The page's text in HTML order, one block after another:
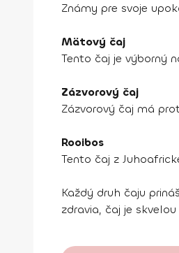
Známy pre svoje
Mätový čaj
Tento čaj je výborný
Zázvorový čaj
Zázvorový čaj má
Rooibos
Tento čaj z
Každý druh čaju
zdravia, čaj je